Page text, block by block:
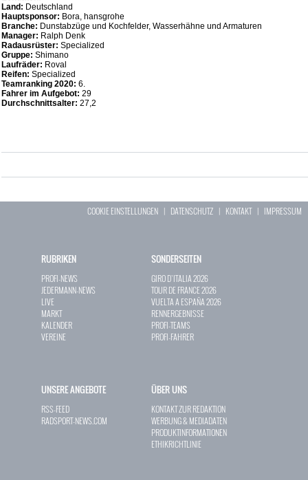
Land: Deutschland
Hauptsponsor: Bora, hansgrohe
Branche: Dunstabzüge und Kochfelder, Wasserhähne und Armaturen
Manager: Ralph Denk
Radausrüster: Specialized
Gruppe: Shimano
Laufräder: Roval
Reifen: Specialized
Teamranking 2020: 6.
Fahrer im Aufgebot: 29
Durchschnittsalter: 27,2
COOKIE EINSTELLUNGEN | DATENSCHUTZ | KONTAKT| IMPRESSUM
RUBRIKEN
PROFI-NEWS
JEDERMANN-NEWS
LIVE
MARKT
KALENDER
VEREINE
SONDERSEITEN
GIRO D`ITALIA 2026
TOUR DE FRANCE 2026
VUELTA A ESPAÑA 2026
RENNERGEBNISSE
PROFI-TEAMS
PROFI-FAHRER
UNSERE ANGEBOTE
RSS-FEED
RADSPORT-NEWS.COM
ÜBER UNS
KONTAKT ZUR REDAKTION
WERBUNG & MEDIADATEN
PRODUKTINFORMATIONEN
ETHIKRICHTLINIE